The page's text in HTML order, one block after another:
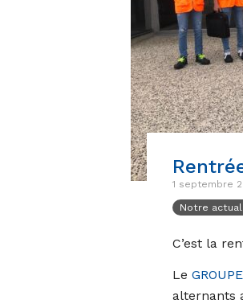
1 septembre
Notre
C’est la
Le
alternants